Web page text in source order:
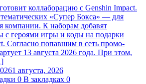
коллаборацию с Genshin Impact.
«Супер Бокса» — для
компании. К наборам добавят
с героями игры и коды на подарки
Согласно попавшим в сеть промо-
13 августа 2026 года. При этом,
1 августа, 2026
0 В закладках 0